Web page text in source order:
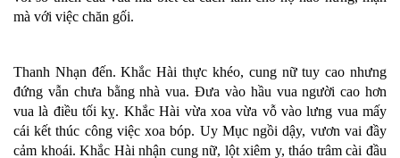
mà với việc chăn gối.
Thanh Nhạn đến. Khắc Hài thực khéo, cung nữ tuy cao nhưng
đứng vẫn chưa bằng nhà vua. Đưa vào hầu vua người cao hơn
vua là điều tối kỵ. Khắc Hài vừa xoa vừa vỗ vào lưng vua mấy
cái kết thúc công việc xoa bóp. Uy Mục ngồi dậy, vươn vai đầy
cảm khoái. Khắc Hài nhận cung nữ, lột xiêm y, tháo trâm cài đầu